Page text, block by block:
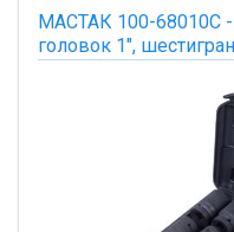
МАСТАК 100-68010C
головок 1",